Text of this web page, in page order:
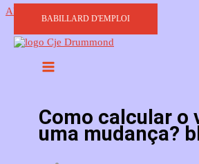
Aller au contenu
BABILLARD D'EMPLOI
Como calcular o
uma mudança?